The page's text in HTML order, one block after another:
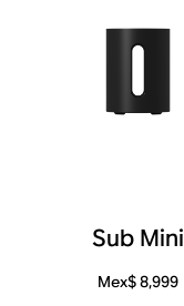
Sub Mini
Mex$ 8,999